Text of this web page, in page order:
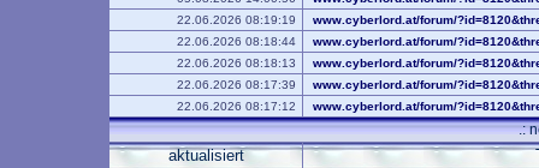
22.06.2026 08:19:19
www.cyberlord.at/forum/
22.06.2026 08:18:44
www.cyberlord.at/forum/
22.06.2026 08:18:13
www.cyberlord.at/forum/
22.06.2026 08:17:39
www.cyberlord.at/forum/
22.06.2026 08:17:12
www.cyberlord.at/forum/
.:
aktualisiert